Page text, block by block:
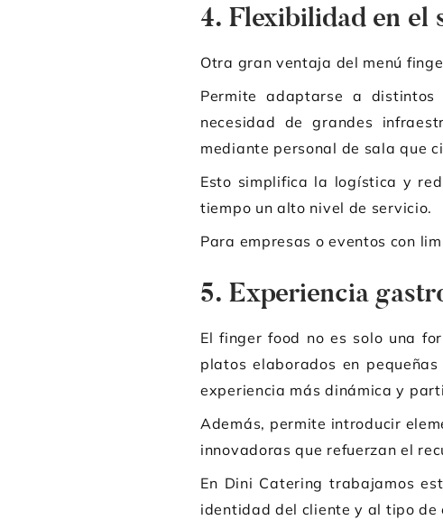
4. Flexibilidad en el
Otra gran ventaja del menú
Permite adaptarse a
necesidad de grandes
mediante personal de sala que
Esto simplifica la logística y
tiempo un alto nivel de servicio.
Para empresas o eventos con
5. Experiencia
El finger food no es solo una
platos elaborados en
experiencia más dinámica y
Además, permite introducir
innovadoras que refuerzan el
En Dini Catering trabajamos
identidad del cliente y al tipo de